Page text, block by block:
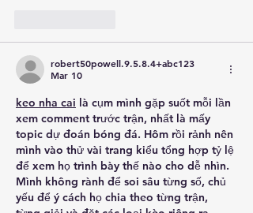
robert50powell.9.5.8.4+abc123
Mar 10
keo nha cai là cụm mình gặp suốt mỗi lần
xem comment trước trận, nhất là mấy
topic dự đoán bóng đá. Hôm rồi rảnh nên
mình vào thử vài trang kiểu tổng hợp tỷ lệ
để xem họ trình bày thế nào cho dễ nhìn.
Mình không rành để soi sâu từng số, chủ
yếu để ý cách họ chia theo từng trận,